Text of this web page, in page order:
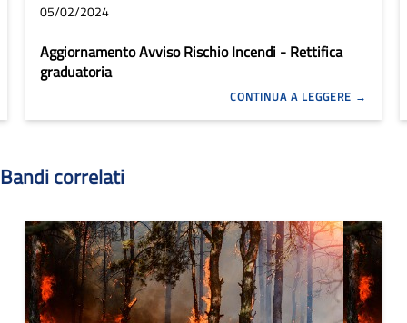
05/02/2024
Aggiornamento Avviso Rischio Incendi - Rettifica
graduatoria
CONTINUA A LEGGERE
Bandi correlati